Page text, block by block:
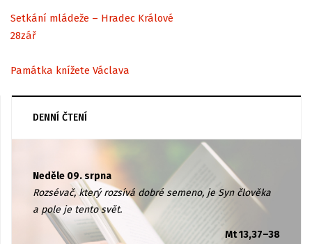
Setkání mládeže – Hradec Králové
28zář
Památka knížete Václava
DENNÍ ČTENÍ
Neděle 09. srpna
Rozsévač, který rozsívá dobré semeno, je Syn člověka
a pole je tento svět.
Mt 13,37–38